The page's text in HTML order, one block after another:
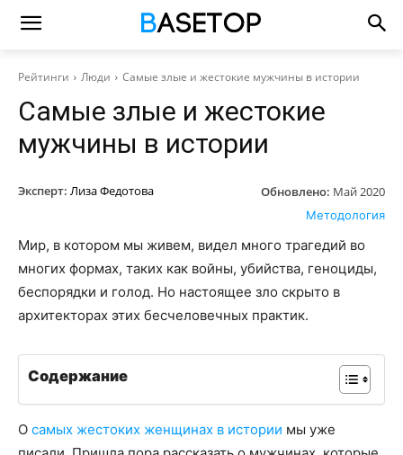
Рейтинги Люди Самые злые и жестокие мужчины в истории
Самые злые и жестокие
мужчины в истории
Эксперт: Лиза Федотова Обновлено: Май 2020
Методология
Мир, в котором мы живем, видел много трагедий во
многих формах, таких как войны, убийства, геноциды,
беспорядки и голод. Но настоящее зло скрыто в
архитекторах этих бесчеловечных практик.
Содержание
О самых жестоких женщинах в истории мы уже